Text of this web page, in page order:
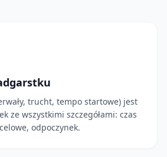
trucht, tempo startowe) jest
ze wszystkimi szczegółami: czas
odpoczynek.